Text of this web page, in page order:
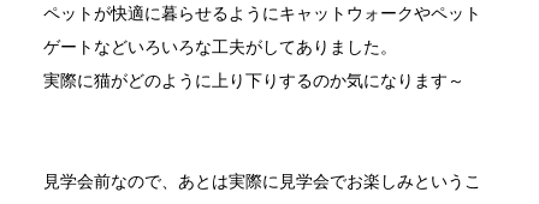
ペットが快適に暮らせるようにキャットウォークやペット
ゲートなどいろいろな工夫がしてありました。
実際に猫がどのように上り下りするのか気になります～
見学会前なので、あとは実際に見学会でお楽しみというこ